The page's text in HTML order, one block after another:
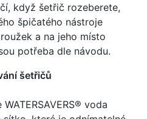
když šetřič rozeberete,
špičatého nástroje
a na jeho místo
potřeba dle návodu.
šetřičů
voda